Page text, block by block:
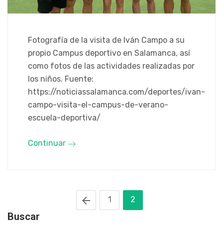
Fotografía de la visita de Iván Campo a su
propio Campus deportivo en Salamanca, así
como fotos de las actividades realizadas por
los niños. Fuente:
https://noticiassalamanca.com/deportes/ivan-
campo-visita-el-campus-de-verano-
escuela-deportiva/
Continuar
1 2
Buscar